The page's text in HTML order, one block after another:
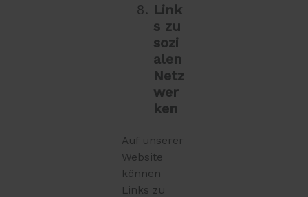
Link
s zu
sozi
alen
Netz
wer
ken
Auf unserer
Website
können
Links zu